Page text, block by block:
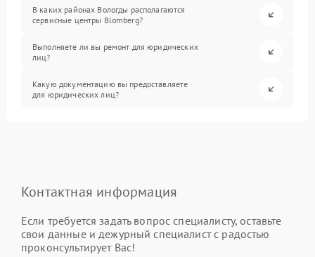
В каких районах Вологды располагаются
сервисные центры Blomberg?
Выполняете ли вы ремонт для юридических
лиц?
Какую документацию вы предоставляете
для юридических лиц?
Контактная информация
Если требуется задать вопрос специалисту, оставьте
свои данные и дежурный специалист с радостью
проконсультирует Вас!